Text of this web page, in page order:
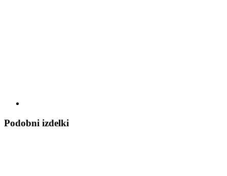
Podobni izdelki